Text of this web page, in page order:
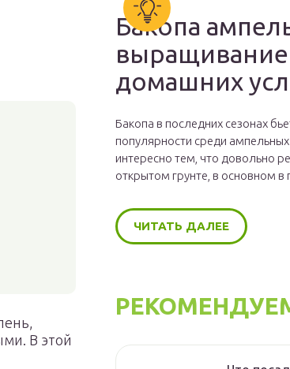
В этой
Бакопа
выращивание
домашних
Бакопа в последних сезонах
популярности среди ампельных
интересно тем, что довольно
открытом грунте, в основном в
ЧИТАТЬ ДАЛЕЕ